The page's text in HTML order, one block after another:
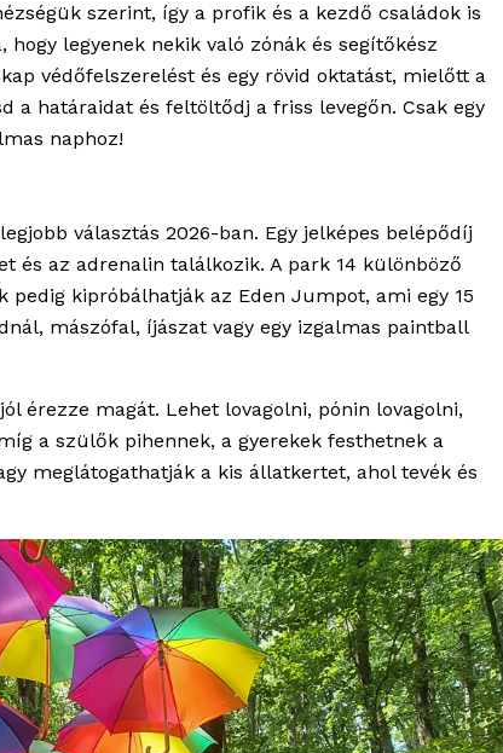
szerint, így a profik és a kezdő családok is
legyenek nekik való zónák és segítőkész
védőfelszerelést és egy rövid oktatást, mielőtt a
a határaidat és feltöltődj a friss levegőn. Csak egy
naphoz!
választás 2026-ban. Egy jelképes belépődíj
és az adrenalin találkozik. A park 14 különböző
kipróbálhatják az Eden Jumpot, ami egy 15
mászófal, íjászat vagy egy izgalmas paintball
érezze magát. Lehet lovagolni, pónin lovagolni,
a szülők pihennek, a gyerekek festhetnek a
meglátogathatják a kis állatkertet, ahol tevék és